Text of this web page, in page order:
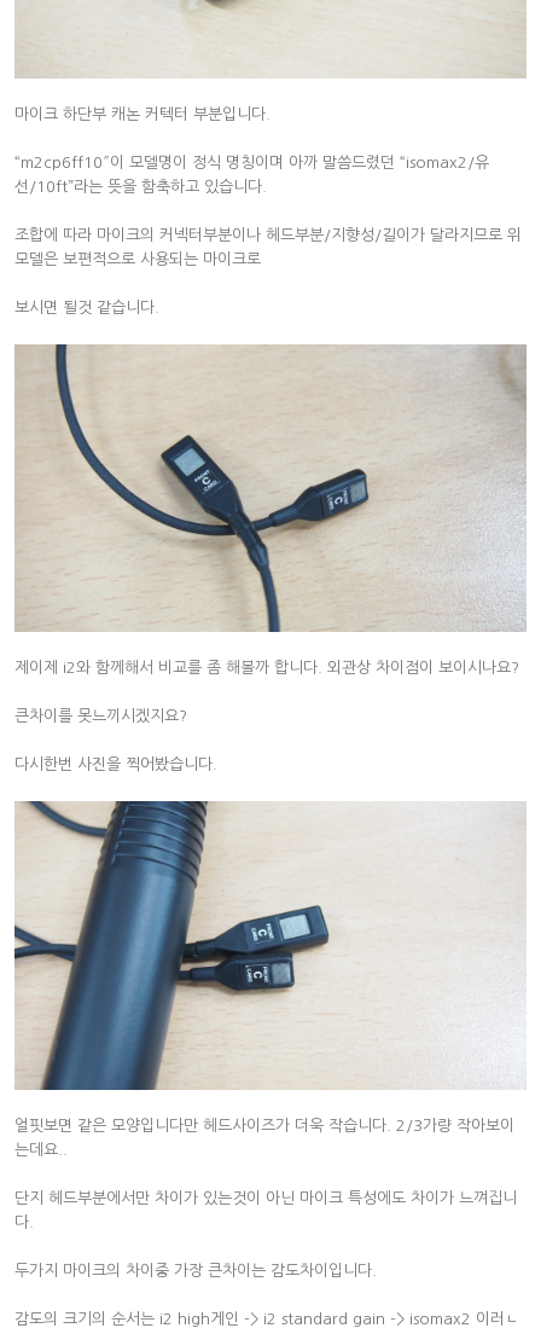
마이크 하단부 캐논 커텍터 부분입니다.
“m2cp6ff10″이 모델명이 정식 명칭이며 아까 말씀드렸던 “isomax2/유
선/10ft”라는 뜻을 함축하고 있습니다.
조합에 따라 마이크의 커넥터부분이나 헤드부분/지향성/길이가 달라지므로 위
모델은 보편적으로 사용되는 마이크로
보시면 될것 같습니다.
제이제 i2와 함께해서 비교를 좀 해볼까 합니다. 외관상 차이점이 보이시나요?
큰차이를 못느끼시겠지요?
다시한번 사진을 찍어봤습니다.
얼핏보면 같은 모양입니다만 헤드사이즈가 더욱 작습니다. 2/3가량 작아보이
는데요..
단지 헤드부분에서만 차이가 있는것이 아닌 마이크 특성에도 차이가 느껴집니
다.
두가지 마이크의 차이중 가장 큰차이는 감도차이입니다.
감도의 크기의 순서는 i2 high게인 -> i2 standard gain -> isomax2 이러ㄴ